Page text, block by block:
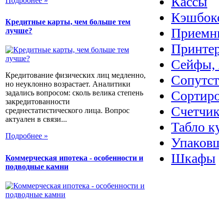
Кредитные карты, чем больше тем
лучше?
Кредитование физических лиц медленно,
но неуклонно возрастает. Аналитики
задались вопросом: сколь велика степень
закредитованности
среднестатистического лица. Вопрос
актуален в связи...
Подробнее »
Коммерческая ипотека - особенности и
подводные камни
Сейфы,
Табло
Шкафы